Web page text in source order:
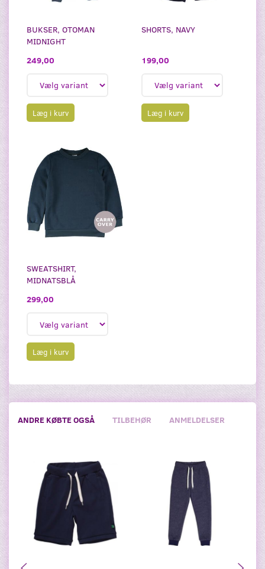
BUKSER, OTOMAN
MIDNIGHT
249,00
Læg i kurv
SHORTS, NAVY
199,00
Læg i kurv
SWEATSHIRT,
MIDNATSBLÅ
299,00
Læg i kurv
ANDRE KØBTE OGSÅ TILBEHØR ANMELDELSER